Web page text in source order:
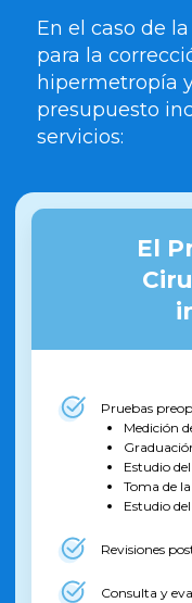
En el caso de
para la
hipermetropía
presupuesto
servicios:
El
Pruebas
Medición
Estudio
Toma de
Estudio
Revisiones
Consulta y